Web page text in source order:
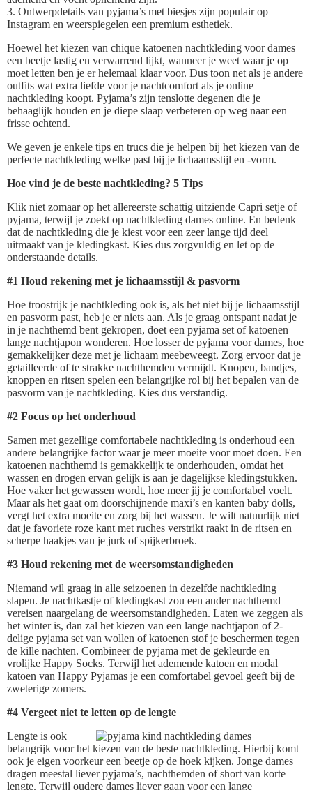
3. Ontwerpdetails van pyjama’s met biesjes zijn populair op
Instagram en weerspiegelen een premium esthetiek.
Hoewel het kiezen van chique katoenen nachtkleding voor dames
een beetje lastig en verwarrend lijkt, wanneer je weet waar je op
moet letten ben je er helemaal klaar voor. Dus toon net als je andere
outfits wat extra liefde voor je nachtcomfort als je online
nachtkleding koopt. Pyjama’s zijn tenslotte degenen die je
behaaglijk houden en je diepe slaap verbeteren op weg naar een
frisse ochtend.
We geven je enkele tips en trucs die je helpen bij het kiezen van de
perfecte nachtkleding welke past bij je lichaamsstijl en -vorm.
Hoe vind je de beste nachtkleding? 5 Tips
Klik niet zomaar op het allereerste schattig uitziende Capri setje of
pyjama, terwijl je zoekt op nachtkleding dames online. En bedenk
dat de nachtkleding die je kiest voor een zeer lange tijd deel
uitmaakt van je kledingkast. Kies dus zorgvuldig en let op de
onderstaande details.
#1 Houd rekening met je lichaamsstijl & pasvorm
Hoe troostrijk je nachtkleding ook is, als het niet bij je lichaamsstijl
en pasvorm past, heb je er niets aan. Als je graag ontspant nadat je
in je nachthemd bent gekropen, doet een pyjama set of katoenen
lange nachtjapon wonderen. Hoe losser de pyjama voor dames, hoe
gemakkelijker deze met je lichaam meebeweegt. Zorg ervoor dat je
getailleerde of te strakke nachthemden vermijdt. Knopen, bandjes,
knoppen en ritsen spelen een belangrijke rol bij het bepalen van de
pasvorm van je nachtkleding. Kies dus verstandig.
#2 Focus op het onderhoud
Samen met gezellige comfortabele nachtkleding is onderhoud een
andere belangrijke factor waar je meer moeite voor moet doen. Een
katoenen nachthemd is gemakkelijk te onderhouden, omdat het
wassen en drogen ervan gelijk is aan je dagelijkse kledingstukken.
Hoe vaker het gewassen wordt, hoe meer jij je comfortabel voelt.
Maar als het gaat om doorschijnende maxi’s en kanten baby dolls,
vergt het extra moeite en zorg bij het wassen. Je wilt natuurlijk niet
dat je favoriete roze kant met ruches verstrikt raakt in de ritsen en
scherpe haakjes van je jurk of spijkerbroek.
#3 Houd rekening met de weersomstandigheden
Niemand wil graag in alle seizoenen in dezelfde nachtkleding
slapen. Je nachtkastje of kledingkast zou een ander nachthemd
vereisen naargelang de weersomstandigheden. Laten we zeggen als
het winter is, dan zal het kiezen van een lange nachtjapon of 2-
delige pyjama set van wollen of katoenen stof je beschermen tegen
de kille nachten. Combineer de pyjama met de gekleurde en
vrolijke Happy Socks. Terwijl het ademende katoen en modal
katoen van Happy Pyjamas je een comfortabel gevoel geeft bij de
zweterige zomers.
#4 Vergeet niet te letten op de lengte
Lengte is ook
belangrijk voor het kiezen van de beste nachtkleding. Hierbij komt
ook je eigen voorkeur een beetje op de hoek kijken. Jonge dames
dragen meestal liever pyjama’s, nachthemden of short van korte
lengte. Terwijl oudere dames liever gaan voor een lange